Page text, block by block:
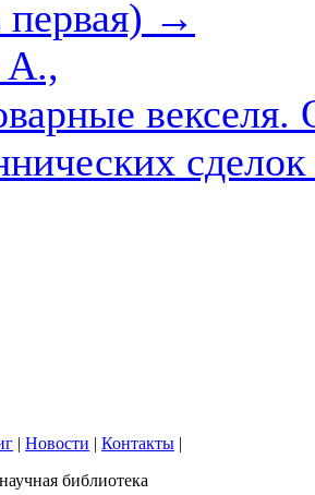
первая) →
А.,
векселя.
| Новости | Контакты |
библиотека